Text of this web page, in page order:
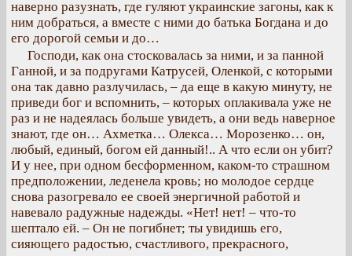
наверно разузнать, где гуляют украинские загоны, как к
ним добраться, а вместе с ними до батька Богдана и до
его дорогой семьи и до…
Господи, как она стосковалась за ними, и за панной
Ганной, и за подругами Катрусей, Оленкой, с которыми
она так давно разлучилась, – да еще в какую минуту, не
приведи бог и вспомнить, – которых оплакивала уже не
раз и не надеялась больше увидеть, а они ведь наверное
знают, где он… Ахметка… Олекса… Морозенко… он,
любый, единый, богом ей данный!.. А что если он убит?
И у нее, при одном бесформенном, каком-то страшном
предположении, леденела кровь; но молодое сердце
снова разогревало ее своей энергичной работой и
навевало радужные надежды. «Нет! нет! – что-то
шептало ей. – Он не погибнет; ты увидишь его,
сияющего радостью, счастливого, прекрасного,